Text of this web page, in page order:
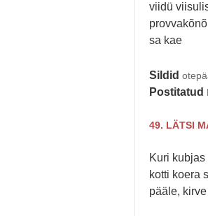
viidü
sa kae
Sildid
Postitatud
49. LÄTSI
Kuri
kotti koera
pääle,